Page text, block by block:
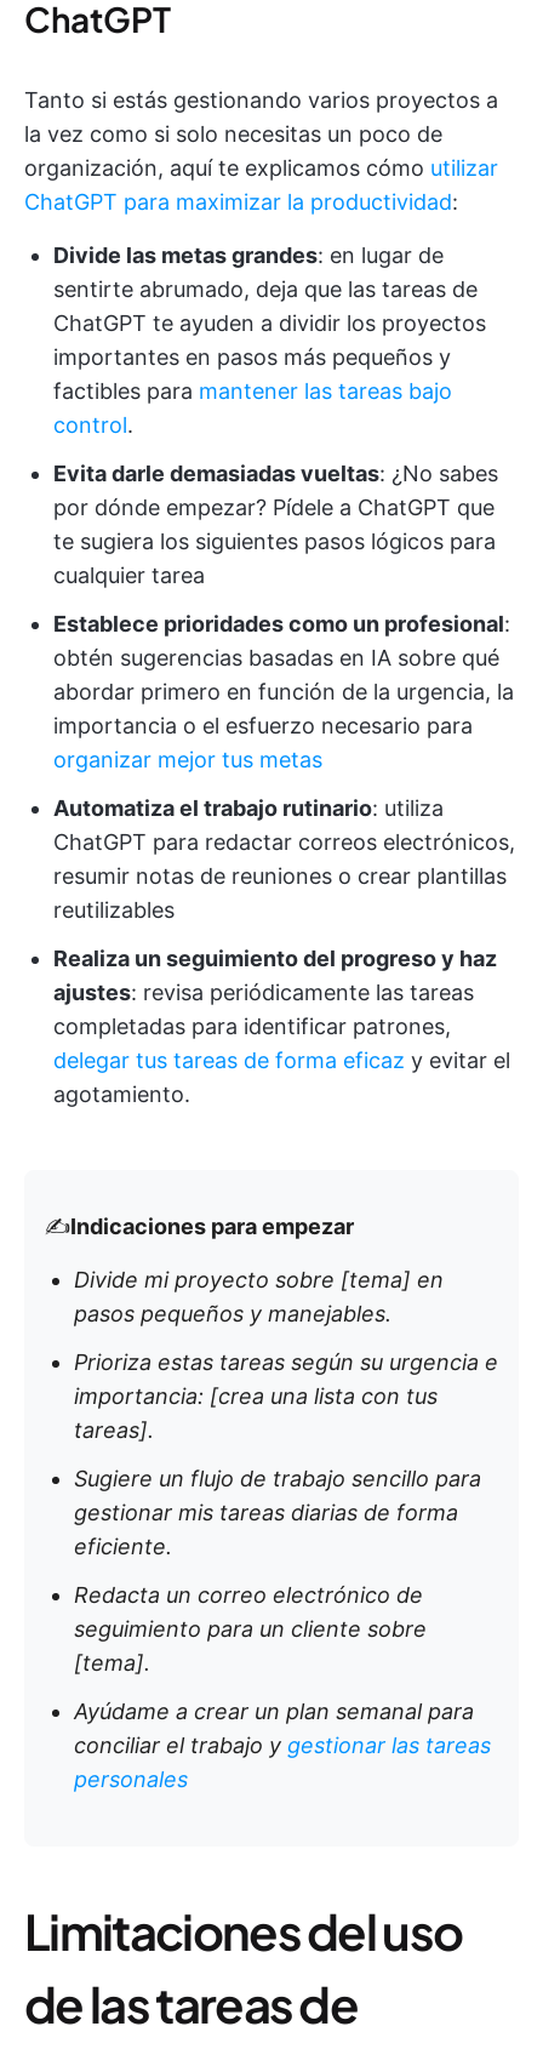
ChatGPT
Tanto si estás gestionando varios proyectos a
la vez como si solo necesitas un poco de
organización, aquí te explicamos cómo utilizar
ChatGPT para maximizar la productividad:
Divide las metas grandes: en lugar de
sentirte abrumado, deja que las tareas de
ChatGPT te ayuden a dividir los proyectos
importantes en pasos más pequeños y
factibles para mantener las tareas bajo
control.
Evita darle demasiadas vueltas: ¿No sabes
por dónde empezar? Pídele a ChatGPT que
te sugiera los siguientes pasos lógicos para
cualquier tarea
Establece prioridades como un profesional:
obtén sugerencias basadas en IA sobre qué
abordar primero en función de la urgencia, la
importancia o el esfuerzo necesario para
organizar mejor tus metas
Automatiza el trabajo rutinario: utiliza
ChatGPT para redactar correos electrónicos,
resumir notas de reuniones o crear plantillas
reutilizables
Realiza un seguimiento del progreso y haz
ajustes: revisa periódicamente las tareas
completadas para identificar patrones,
delegar tus tareas de forma eficaz y evitar el
agotamiento.
✍️Indicaciones para empezar
Divide mi proyecto sobre [tema] en
pasos pequeños y manejables.
Prioriza estas tareas según su urgencia e
importancia: [crea una lista con tus
tareas].
Sugiere un flujo de trabajo sencillo para
gestionar mis tareas diarias de forma
eficiente.
Redacta un correo electrónico de
seguimiento para un cliente sobre
[tema].
Ayúdame a crear un plan semanal para
conciliar el trabajo y gestionar las tareas
personales
Limitaciones del uso
de las tareas de